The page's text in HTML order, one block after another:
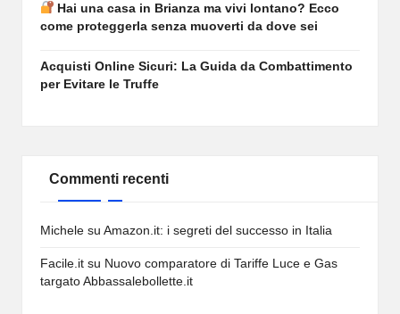
Hai una casa in Brianza ma vivi lontano? Ecco
come proteggerla senza muoverti da dove sei
Acquisti Online Sicuri: La Guida da Combattimento
per Evitare le Truffe
Commenti recenti
Michele su Amazon.it: i segreti del successo in Italia
Facile.it su Nuovo comparatore di Tariffe Luce e Gas
targato Abbassalebollette.it